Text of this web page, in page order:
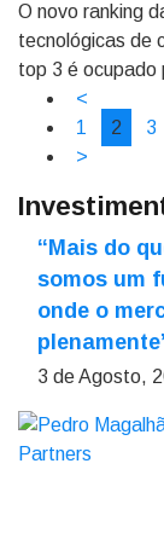
O novo ranking
tecnológicas de
top 3 é ocupado
<
1
2 3
>
“Mais do
somos um
onde o
3 de Agosto,